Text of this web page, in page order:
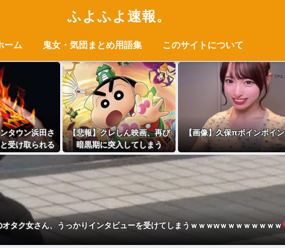
ふよふよ速報。
ーム 鬼女・気団まとめ用語集 このサイトについて
タウン浜田さ
受け取られる
ｗｗｗｗ
【悲報】クレしん映画、再び
暗黒期に突入してしまう
【画像】久保πボインボイン
オタク女さん、うっかりインタビューを受けてしまうｗｗｗwｗｗｗｗｗｗｗｗ